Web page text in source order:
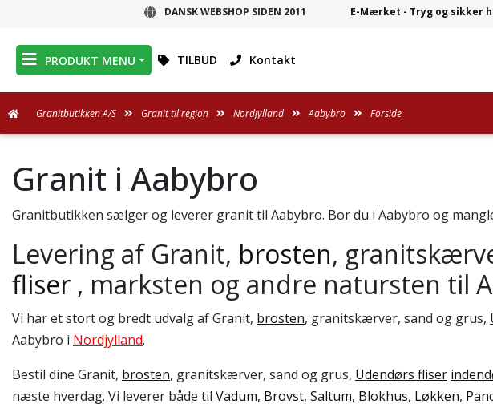
Granit i Aabybro
Granitbutikken sælger og leverer granit til Aabybro. Bor du i Aabybro og
Levering af Granit, brosten,
fliser , marksten og andre natursten til
Vi har et stort og bredt udvalg af Granit, brosten, granitskærver, sand og grus,
Aabybro i Nordjylland.
Bestil dine Granit, brosten, granitskærver, sand og grus, Udendørs fliser
næste hverdag. Vi leverer både til Vadum, Brovst, Saltum, Blokhus, Løkken,
DANSK WEBSHOP
DANSK WEBSHOP SIDEN 2011 E-Mærket - Tryg og sikker
PRODUKT MENU TILBUD Kontakt
Granitbutikken A/S Granit til region Nordjylland Aabybro Forside